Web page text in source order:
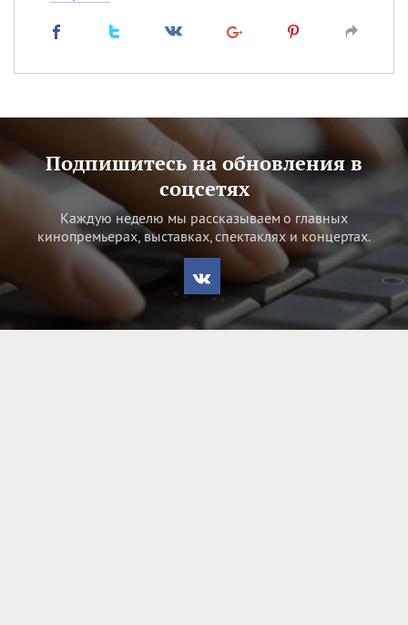
Подпишитесь на обновления в
соцсетях
Каждую неделю мы рассказываем о главных
кинопремьерах, выставках, спектаклях и концертах.